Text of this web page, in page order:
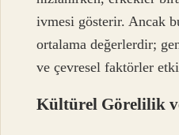
ivmesi gösterir. Ancak
ortalama değerlerdir;
ve çevresel faktörler
Kültürel Görelilik